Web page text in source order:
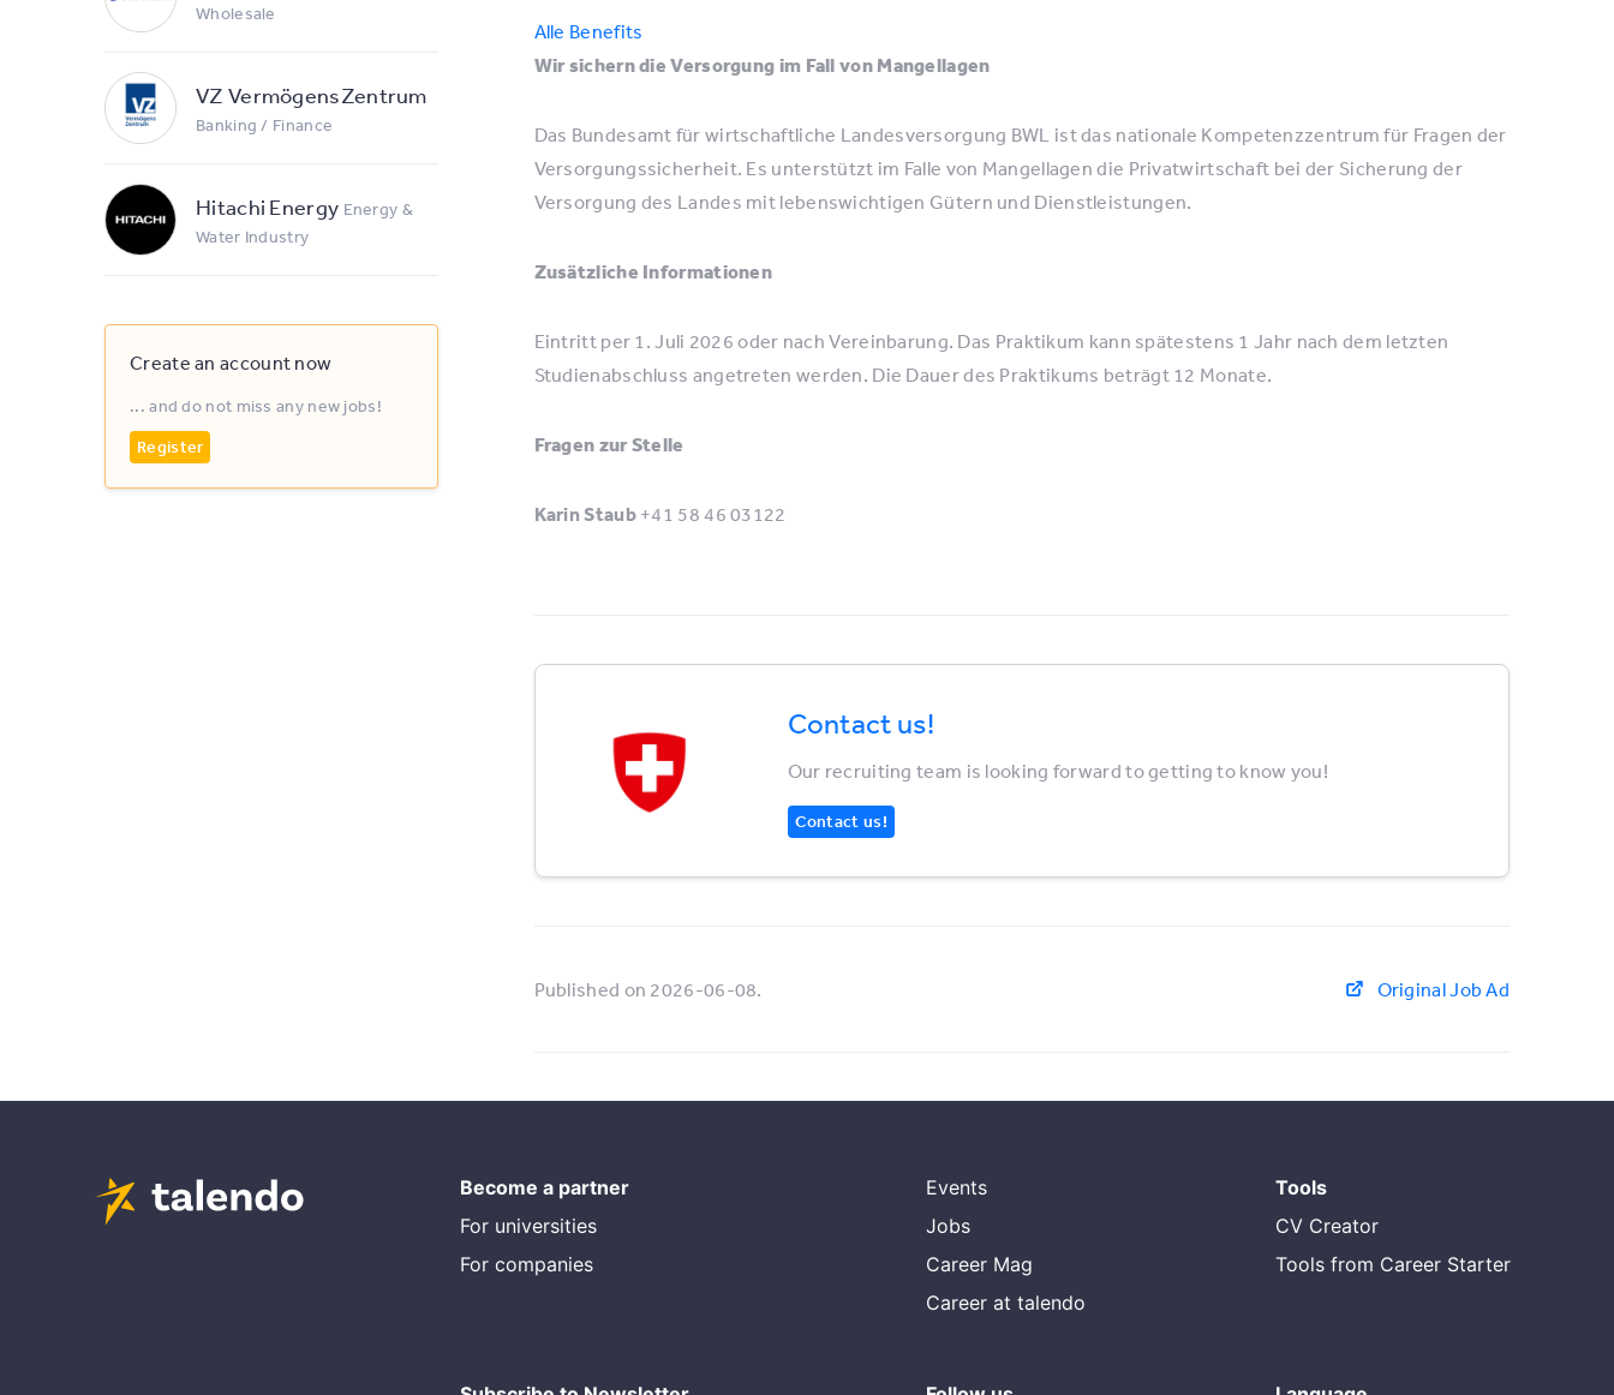
Wholesale
VZ VermögensZentrum
Banking / Finance
Hitachi Energy Energy &
Water Industry
Create an account now
... and do not miss any new jobs!
Register
Alle Benefits
Wir sichern die Versorgung im Fall von Mangellagen
Das Bundesamt für wirtschaftliche Landesversorgung BWL ist das nationale Kompetenzzentrum für Fragen der
Versorgungssicherheit. Es unterstützt im Falle von Mangellagen die Privatwirtschaft bei der Sicherung der
Versorgung des Landes mit lebenswichtigen Gütern und Dienstleistungen.
Zusätzliche Informationen
Eintritt per 1. Juli 2026 oder nach Vereinbarung. Das Praktikum kann spätestens 1 Jahr nach dem letzten
Studienabschluss angetreten werden. Die Dauer des Praktikums beträgt 12 Monate.
Fragen zur Stelle
Karin Staub+41 58 46 03122
Contact us!
Our recruiting team is looking forward to getting to know you!
Contact us!
Published on 2026-06-08. Original Job Ad
Become a partner
For universities
For companies
Events
Jobs
Career Mag
Career at talendo
Tools
CV Creator
Tools from Career Starter